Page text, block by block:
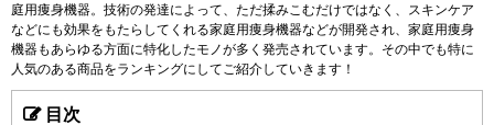
庭用痩身機器。技術の発達によって、ただ揉みこむだけではなく、スキンケア
などにも効果をもたらしてくれる家庭用痩身機器などが開発され、家庭用痩身
機器もあらゆる方面に特化したモノが多く発売されています。その中でも特に
人気のある商品をランキングにしてご紹介していきます！
目次